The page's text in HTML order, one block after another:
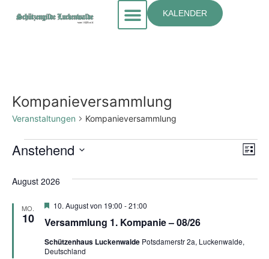
KALENDER
Kompanieversammlung
Veranstaltungen Kompanieversammlung
Liste
Anstehend
August 2026
MO.
10 Versammlung 1. Kompanie – 08/26
Hervorgehoben
10. August von 19:00 -21:00
Schützenhaus Luckenwalde Potsdamerstr 2a, Luckenwalde,
Deutschland